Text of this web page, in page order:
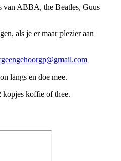
van ABBA, the Beatles, Guus
als je er maar plezier aan
langs en doe mee.
kopjes koffie of thee.